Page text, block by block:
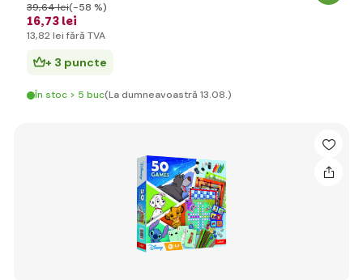
16,73 lei
39,64 lei(-58 %)
13,82 lei fără TVA
+ 3 puncte
În stoc > 5 buc(La dumneavoastră 13.08.)